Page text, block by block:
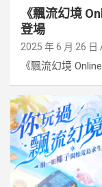
《飄流幻境
登場
2025 年 6 月 26 日
《飄流幻境